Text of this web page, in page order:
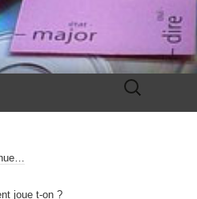
Rechercher :
joue t-on ?